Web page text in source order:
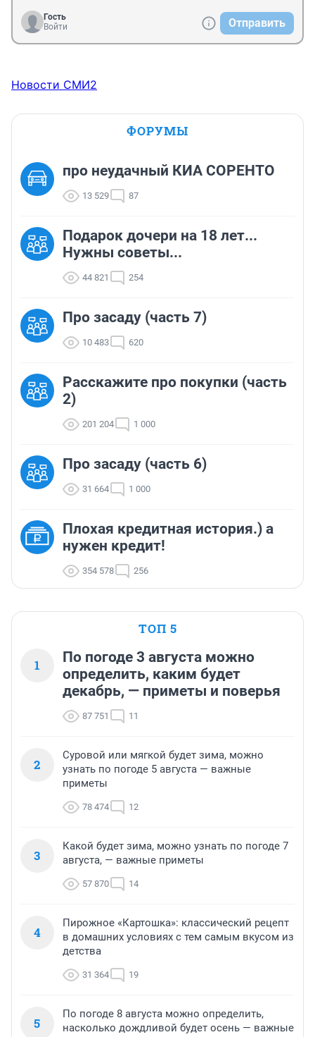
Гость
Войти
Отправить
Новости СМИ2
ФОРУМЫ
про неудачный КИА СОРЕНТО
13 529 87
Подарок дочери на 18 лет...
Нужны советы...
44 821 254
Про засаду (часть 7)
10 483 620
Расскажите про покупки (часть
2)
201 204 1 000
Про засаду (часть 6)
31 664 1 000
Плохая кредитная история.) а
нужен кредит!
354 578 256
ТОП 5
1
По погоде 3 августа можно
определить, каким будет
декабрь, — приметы и поверья
87 751 11
2
Суровой или мягкой будет зима, можно
узнать по погоде 5 августа — важные
приметы
78 474 12
3
Какой будет зима, можно узнать по погоде 7
августа, — важные приметы
57 870 14
4
Пирожное «Картошка»: классический рецепт
в домашних условиях с тем самым вкусом из
детства
31 364 19
5
По погоде 8 августа можно определить,
насколько дождливой будет осень — важные